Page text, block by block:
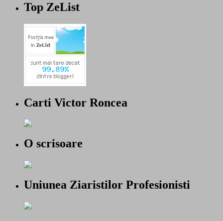
Top ZeList
Carti Victor Roncea
O scrisoare
Uniunea Ziaristilor Profesionisti